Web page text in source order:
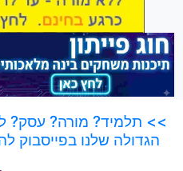
>> תלמיד? מורה? עסק?
הגדולה שלנו בפייסבוק